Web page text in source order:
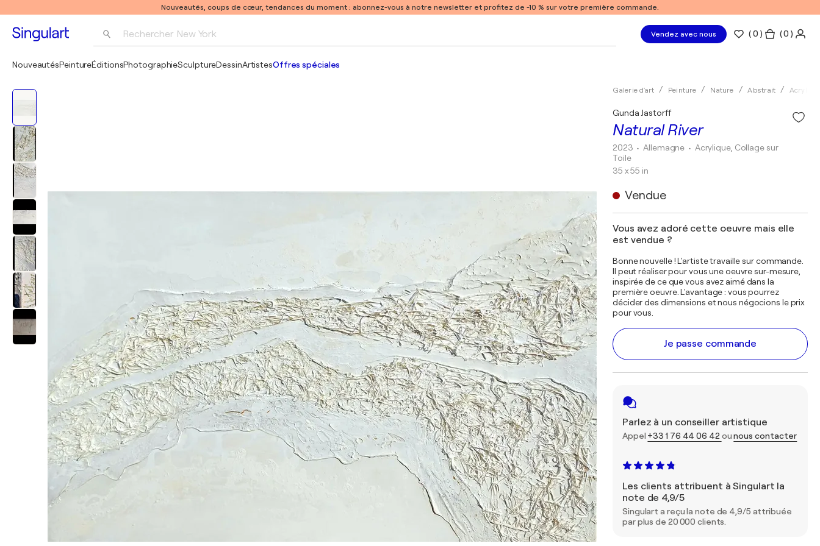
Nouveautés, coups de cœur, tendances du moment : abonnez-vous à notre newsletter et profitez de -10 % sur votre première commande.
Rechercher New York Vendez avec nous (0 ) ( 0 )
NouveautésPeintureÉditionsPhotographieSculptureDessinArtistesOffres spéciales
Galerie d'art Peinture Nature Abstrait
Natural River
Gunda Jastorff
2023 • Allemagne • Acrylique, Collage sur
Toile
35 x 55 in
Vendue
Vous avez adoré cette oeuvre mais elle
est vendue ?
Bonne nouvelle ! L'artiste travaille sur commande.
Il peut réaliser pour vous une oeuvre sur-mesure,
inspirée de ce que vous avez aimé dans la
première oeuvre. L'avantage : vous pourrez
décider des dimensions et nous négocions le prix
pour vous.
Je passe commande
Parlez à un conseiller artistique
Appel +33 1 76 44 06 42 ounous contacter
Les clients attribuent à Singulart la
note de 4,9/5
Singulart a reçu la note de 4,9/5 attribuée
par plus de 20 000 clients.